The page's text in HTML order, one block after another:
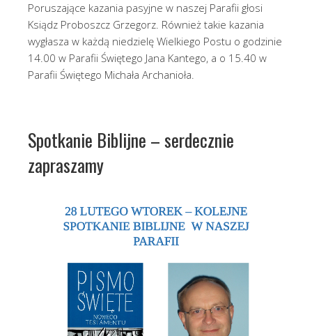
Poruszające kazania pasyjne w naszej Parafii głosi
Ksiądz Proboszcz Grzegorz. Również takie kazania
wygłasza w każdą niedzielę Wielkiego Postu o godzinie
14.00 w Parafii Świętego Jana Kantego, a o 15.40 w
Parafii Świętego Michała Archanioła.
Spotkanie Biblijne – serdecznie
zapraszamy